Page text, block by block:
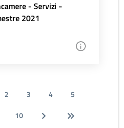
- Servizi -
2021
2 3 4
5
10